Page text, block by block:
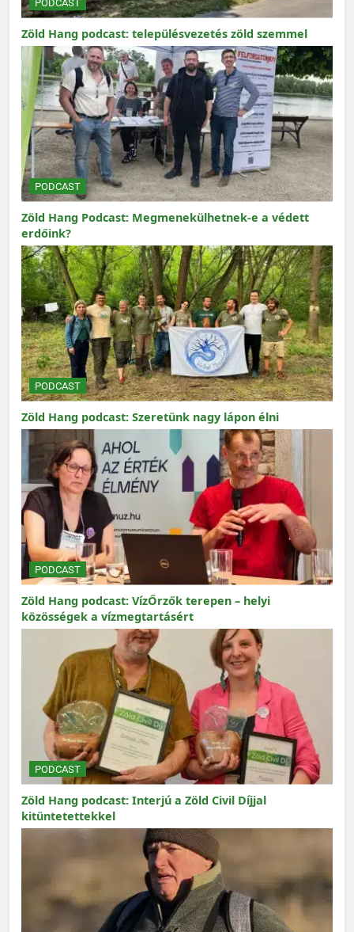
PODCAST
Zöld Hang podcast: településvezetés zöld szemmel
PODCAST
Zöld Hang Podcast: Megmenekülhetnek-e a védett
erdőink?
PODCAST
Zöld Hang podcast: Szeretünk nagy lápon élni
PODCAST
Zöld Hang podcast: VízŐrzők terepen – helyi
közösségek a vízmegtartásért
PODCAST
Zöld Hang podcast: Interjú a Zöld Civil Díjjal
kitüntetettekkel